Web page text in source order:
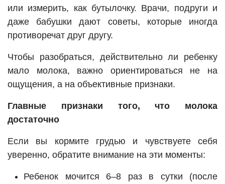
или измерить, как бутылочку. Врачи, подруги и
даже бабушки дают советы, которые иногда
противоречат друг другу.
Чтобы разобраться, действительно ли ребенку
мало молока, важно ориентироваться не на
ощущения, а на объективные признаки.
Главные признаки того, что молока
достаточно
Если вы кормите грудью и чувствуете себя
уверенно, обратите внимание на эти моменты:
Ребенок мочится 6–8 раз в сутки (после